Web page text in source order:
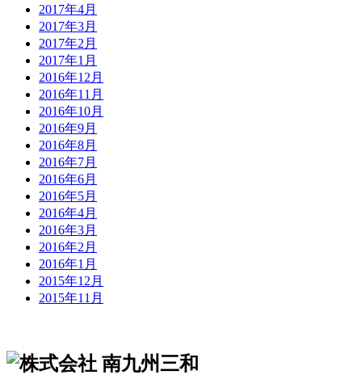
2017年4月
2017年3月
2017年2月
2017年1月
2016年12月
2016年11月
2016年10月
2016年9月
2016年8月
2016年7月
2016年6月
2016年5月
2016年4月
2016年3月
2016年2月
2016年1月
2015年12月
2015年11月